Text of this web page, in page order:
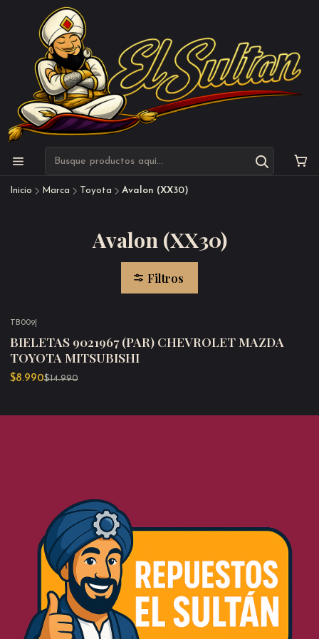
Inicio Marca Toyota Avalon (XX30)
Avalon (XX30)
Filtros
TB009|
BIELETAS 9021967 (PAR) CHEVROLET MAZDA
TOYOTA MITSUBISHI
$8.990$14.990